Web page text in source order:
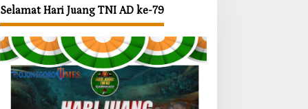
Selamat Hari Juang TNI AD ke-79